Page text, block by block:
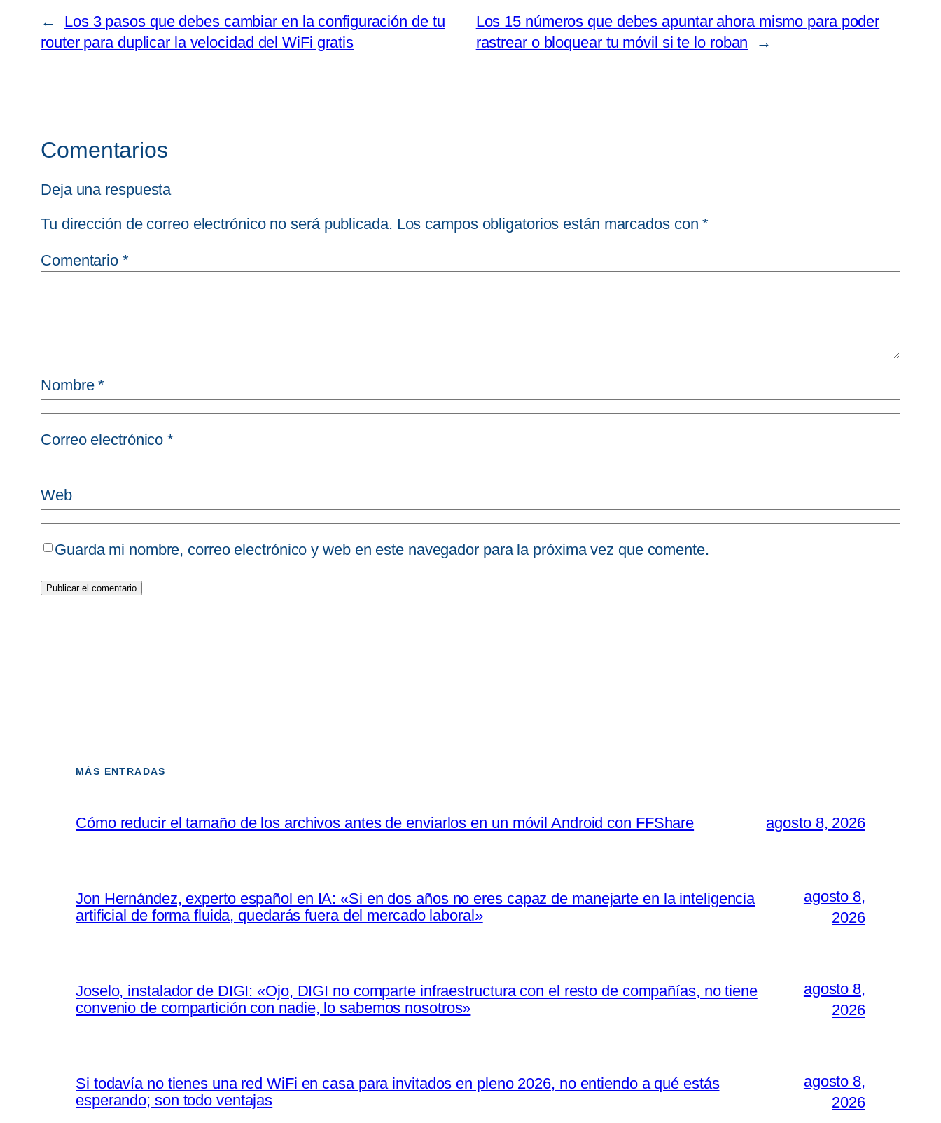
←
Los 3 pasos que debes cambiar en la configuración de tu
router para duplicar la velocidad del WiFi gratis
Los 15 números que debes apuntar ahora mismo para poder
rastrear o bloquear tu móvil si te lo roban
→
Comentarios
Deja una respuesta
Tu dirección de correo electrónico no será publicada. Los campos obligatorios están marcados con*
Comentario *
Nombre*
Correo electrónico*
Web
Guarda mi nombre, correo electrónico y web en este navegador para la próxima vez que comente.
MÁS ENTRADAS
Cómo reducir el tamaño de los archivos antes de enviarlos en un móvil Android con FFShare agosto 8, 2026
Jon Hernández, experto español en IA: «Si en dos años no eres capaz de manejarte en la inteligencia
artificial de forma fluida, quedarás fuera del mercado laboral»
agosto 8,
2026
Joselo, instalador de DIGI: «Ojo, DIGI no comparte infraestructura con el resto de compañías, no tiene
convenio de compartición con nadie, lo sabemos nosotros»
agosto 8,
2026
Si todavía no tienes una red WiFi en casa para invitados en pleno 2026, no entiendo a qué estás
esperando; son todo ventajas
agosto 8,
2026